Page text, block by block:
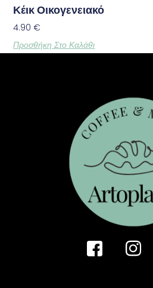
Κέικ Οικογενειακό
4.90€
Προσθήκη Στο Καλάθι